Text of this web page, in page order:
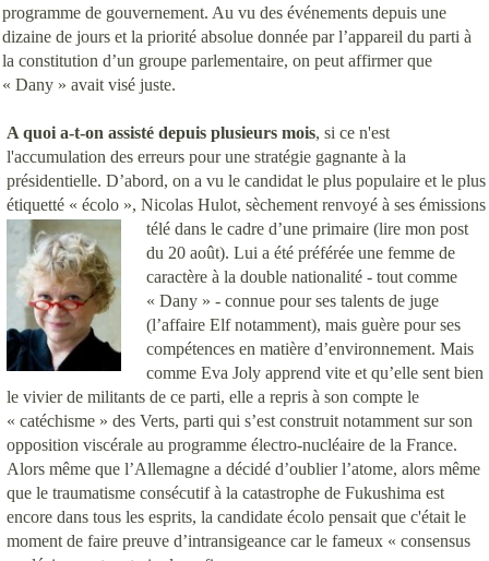
programme de gouvernement. Au vu des événements depuis une
dizaine de jours et la priorité absolue donnée par l’appareil du parti à
la constitution d’un groupe parlementaire, on peut affirmer que
« Dany » avait visé juste.
A quoi a-t-on assisté depuis plusieurs mois, si ce n'est
l'accumulation des erreurs pour une stratégie gagnante à la
présidentielle. D’abord, on a vu le candidat le plus populaire et le plus
étiquetté « écolo », Nicolas Hulot, sèchement renvoyé à ses émissions
télé dans le cadre d’une primaire (lire mon post
du 20 août). Lui a été préférée une femme de
caractère à la double nationalité - tout comme
« Dany » - connue pour ses talents de juge
(l’affaire Elf notamment), mais guère pour ses
compétences en matière d’environnement. Mais
comme Eva Joly apprend vite et qu’elle sent bien
le vivier de militants de ce parti, elle a repris à son compte le
« catéchisme » des Verts, parti qui s’est construit notamment sur son
opposition viscérale au programme électro-nucléaire de la France.
Alors même que l’Allemagne a décidé d’oublier l’atome, alors même
que le traumatisme consécutif à la catastrophe de Fukushima est
encore dans tous les esprits, la candidate écolo pensait que c'était le
moment de faire preuve d’intransigeance car le fameux « consensus